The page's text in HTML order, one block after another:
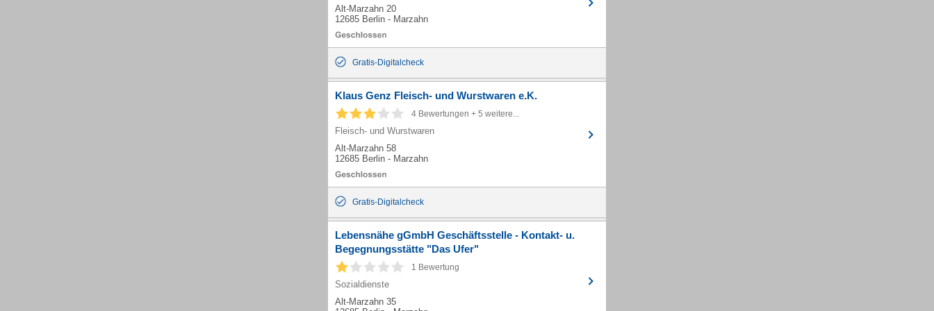
Alt-Marzahn 20
12685 Berlin - Marzahn
Gratis-Digitalcheck
Klaus Genz Fleisch- und Wurstwaren e.K.
4 Bewertungen + 5 weitere...
Fleisch- und Wurstwaren
Alt-Marzahn 58
12685 Berlin - Marzahn
Gratis-Digitalcheck
Lebensnähe gGmbH Geschäftsstelle - Kontakt- u.
Begegnungsstätte "Das Ufer"
1 Bewertung
Sozialdienste
Alt-Marzahn 35